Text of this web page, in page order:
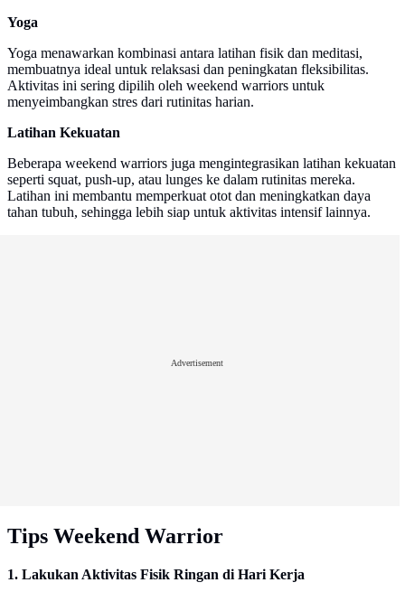
Yoga
Yoga menawarkan kombinasi antara latihan fisik dan meditasi,
membuatnya ideal untuk relaksasi dan peningkatan fleksibilitas.
Aktivitas ini sering dipilih oleh weekend warriors untuk
menyeimbangkan stres dari rutinitas harian.
Latihan Kekuatan
Beberapa weekend warriors juga mengintegrasikan latihan kekuatan
seperti squat, push-up, atau lunges ke dalam rutinitas mereka.
Latihan ini membantu memperkuat otot dan meningkatkan daya
tahan tubuh, sehingga lebih siap untuk aktivitas intensif lainnya.
Advertisement
Tips Weekend Warrior
1. Lakukan Aktivitas Fisik Ringan di Hari Kerja